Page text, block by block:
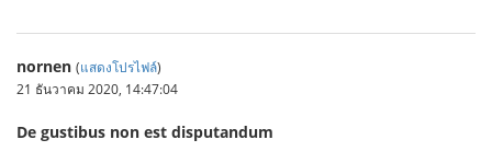
nornen (แสดงโปรไฟล์)
21 ธันวาคม 2020, 14:47:04
De gustibus non est disputandum